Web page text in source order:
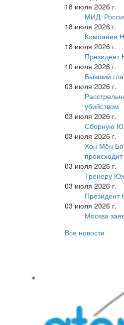
18 июля 2026 г.
МИД:
18 июля 2026 г.
Компания
18 июля 2026 г.
Президент
10 июля 2026 г.
Бывший
03 июля 2026 г.
убийством
03 июля 2026 г.
Сборную
03 июля 2026 г.
Хон Мён Бо
03 июля 2026 г.
Тренеру
03 июля 2026 г.
Президент
03 июля 2026 г.
Москва
Все новости